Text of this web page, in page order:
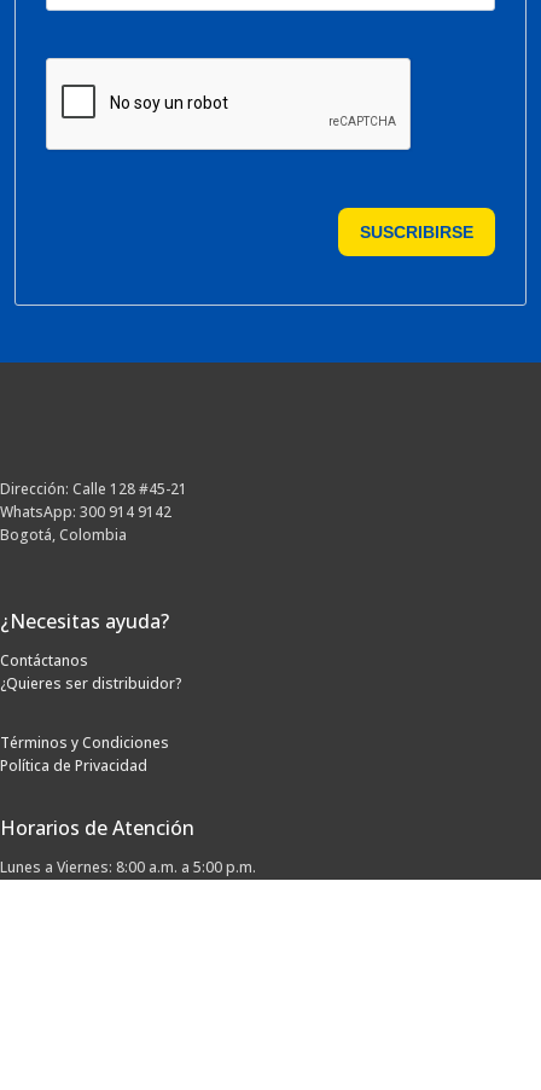
SUSCRIBIRSE
Dirección: Calle 128 #45-21
WhatsApp: 300 914 9142
Bogotá, Colombia
¿Necesitas ayuda?
Contáctanos
¿Quieres ser distribuidor?
Términos y Condiciones
Política de Privacidad
Horarios de Atención
Lunes a Viernes: 8:00 a.m. a 5:00 p.m.